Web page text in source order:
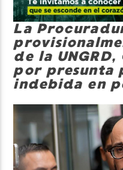
La
de la
por presunta
indebida en